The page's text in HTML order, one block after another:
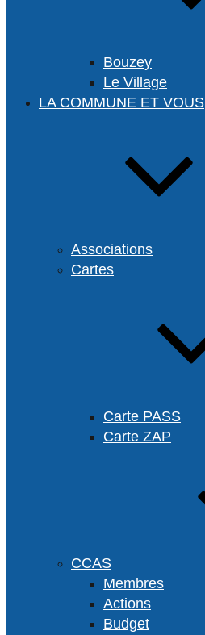
Bouzey
Le Village
LA COMMUNE ET VOUS
Associations
Cartes
Carte PASS
Carte ZAP
CCAS
Membres
Actions
Budget